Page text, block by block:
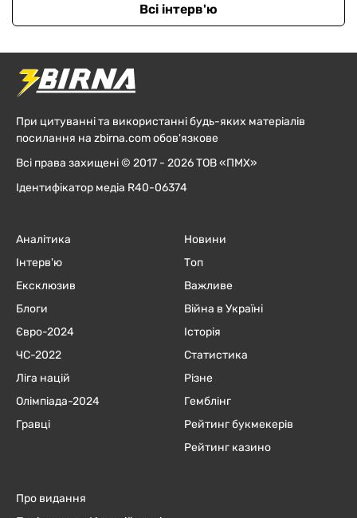
Всі інтерв'ю
При цитуванні та використанні будь-яких матеріалів
посилання на zbirna.com обов'язкове
Всі права захищені © 2017 - 2026 ТОВ «ПМХ»
Ідентифікатор медіа R40-06374
Аналітика
Інтерв'ю
Ексклюзив
Блоги
Євро-2024
ЧC-2022
Ліга націй
Олімпіада-2024
Гравці
Новини
Топ
Важливе
Війна в Україні
Історія
Статистика
Різне
Гемблінг
Рейтинг букмекерів
Рейтинг казино
Про видання